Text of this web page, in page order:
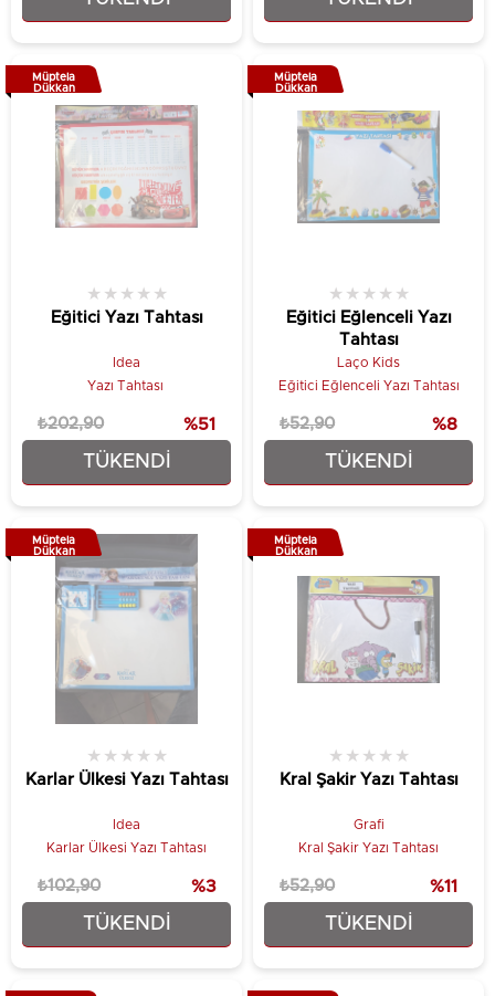
TÜKENDI
Eğitici Yazı Tahtası
★ ★ ★ ★ ★
Idea
Yazı Tahtası
₺99,90
₺202,90 %51
Müptela
Dükkan
TÜKENDI
Eğitici Eğlenceli Yazı
Tahtası
★ ★ ★ ★ ★
Laço Kids
Eğitici Eğlenceli Yazı Tahtası
₺48,90
₺52,90 %8
Müptela
Dükkan
TÜKENDI
Karlar Ülkesi Yazı Tahtası
★ ★ ★ ★ ★
Idea
Karlar Ülkesi Yazı Tahtası
₺99,90
₺102,90 %3
Müptela
Dükkan
TÜKENDI
Kral Şakir Yazı Tahtası
★ ★ ★ ★ ★
Grafi
Kral Şakir Yazı Tahtası
₺46,90
₺52,90 %11
Müptela
Dükkan